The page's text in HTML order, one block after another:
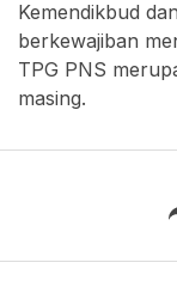
Kemendikbud
berkewajiban
TPG PNS
masing.